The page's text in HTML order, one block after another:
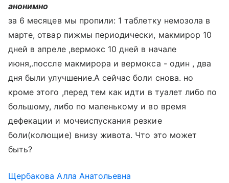
анонимно
за 6 месяцев мы пропили: 1 таблетку немозола в
марте, отвар пижмы периодически, макмирор 10
дней в апреле ,вермокс 10 дней в начале
июня,.поссле макмирора и вермокса - один , два
дня были улучшение.А сейчас боли снова. но
кроме этого ,перед тем как идти в туалет либо по
большому, либо по маленькому и во время
дефекации и мочеиспускания резкие
боли(колющие) внизу живота. Что это может
быть?
Щербакова Алла Анатольевна